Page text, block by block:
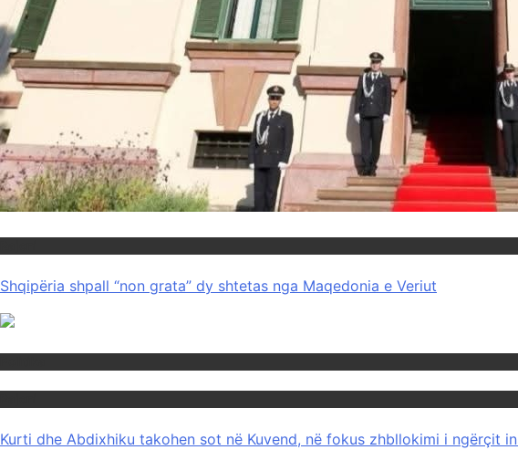
Shqipëria shpall “non grata” dy shtetas nga Maqedonia e Veriut
Kurti dhe Abdixhiku takohen sot në Kuvend, në fokus zhbllokimi i ngërçit